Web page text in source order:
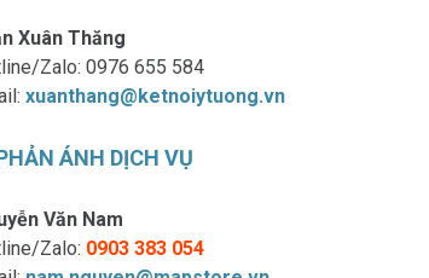
Xuân Thăng
Zalo: 0976 655 584
xuanthang@ketnoiytuong.vn
ÁNH DỊCH VỤ
Văn Nam
Zalo: 0903 383 054